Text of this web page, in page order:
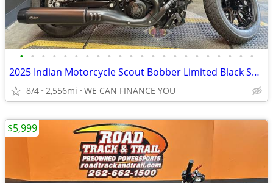
• • • • • • • • • • • • • • • • • • • • • •
2025 Indian Motorcycle Scout Bobber Limited Black Smoke
8/4 2,556mi WE CAN FINANCE YOU
$5,999